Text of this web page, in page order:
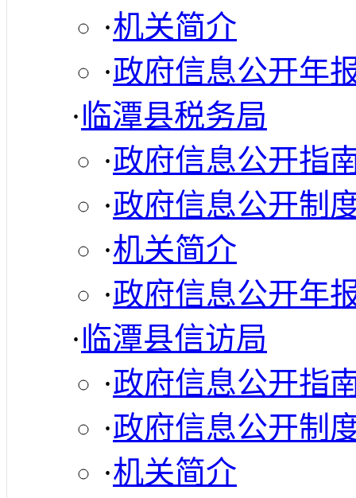
·机关简介
·政府信息公开年
·临潭县税务局
·政府信息公开指
·政府信息公开制
·机关简介
·政府信息公开年
·临潭县信访局
·政府信息公开指
·政府信息公开制
·机关简介